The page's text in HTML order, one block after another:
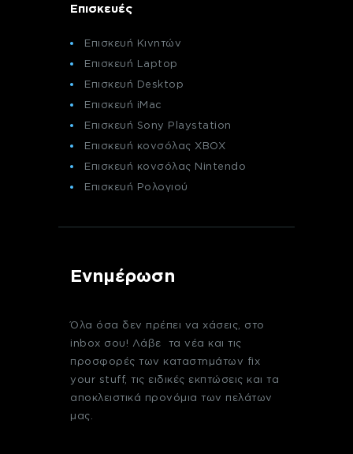
Επισκευές
Επισκευή Κινητών
Επισκευή Laptop
Επισκευή Desktop
Επισκευή iMac
Επισκευή Sony Playstation
Επισκευή κονσόλας XBOX
Επισκευή κονσόλας Nintendo
Επισκευή Ρολογιού
Ενημέρωση
Όλα όσα δεν πρέπει να χάσεις, στο
inbox σου! Λάβε τα νέα και τις
προσφορές των καταστημάτων fix
your stuff, τις ειδικές εκπτώσεις και τα
αποκλειστικά προνόμια των πελάτων
μας.